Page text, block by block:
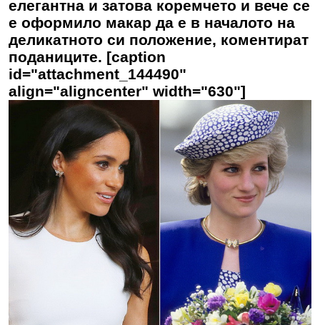
елегантна и затова коремчето и вече се
е оформило макар да е в началото на
деликатното си положение, коментират
поданиците. [caption
id="attachment_144490"
align="aligncenter" width="630"]